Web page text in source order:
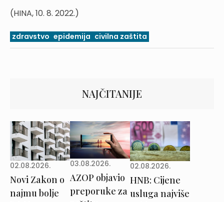
(HINA, 10. 8. 2022.)
zdravstvo epidemija civilna zaštita
NAJČITANIJE
02.08.2026.
Novi Zakon o
najmu bolje
03.08.2026.
AZOP objavio
preporuke za
02.08.2026.
HNB: Cijene
usluga najviše